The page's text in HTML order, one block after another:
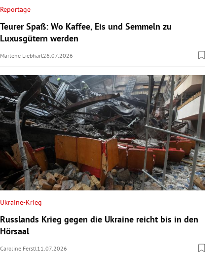
Reportage
Teurer Spaß: Wo Kaffee, Eis und Semmeln zu
Luxusgütern werden
Marlene Liebhart26.07.2026
Ukraine-Krieg
Russlands Krieg gegen die Ukraine reicht bis in den
Hörsaal
Caroline Ferstl 11.07.2026